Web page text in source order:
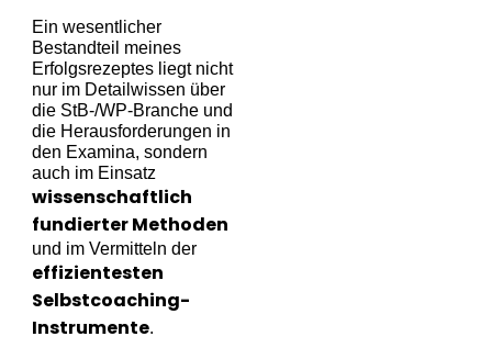
Ein wesentlicher
Bestandteil meines
Erfolgsrezeptes liegt nicht
nur im Detailwissen über
die StB-/WP-Branche und
die Herausforderungen in
den Examina, sondern
auch im Einsatz
wissenschaftlich
fundierter Methoden
und im Vermitteln der
effizientesten
Selbstcoaching-
Instrumente.